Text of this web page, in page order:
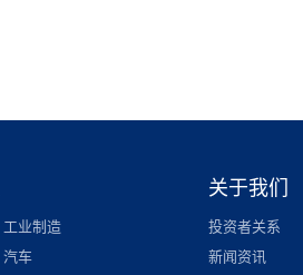
工业制造
汽车
关于我们
投资者关系
新闻资讯